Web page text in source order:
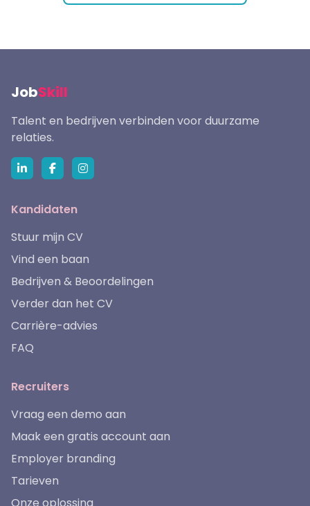
JobSkill
Talent en bedrijven verbinden voor duurzame
relaties.
Kandidaten
Stuur mijn CV
Vind een baan
Bedrijven & Beoordelingen
Verder dan het CV
Carrière-advies
FAQ
Recruiters
Vraag een demo aan
Maak een gratis account aan
Employer branding
Tarieven